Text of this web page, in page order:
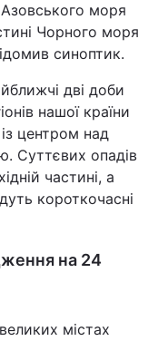
моря
Чорного моря
синоптик.
дві доби
нашої країни
центром над
Суттєвих опадів
частині, а
короткочасні
на 24
містах